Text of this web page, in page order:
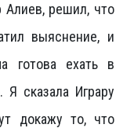
Алиев, решил, что
выяснение, и
готова ехать в
Я сказала Играру
докажу то, что